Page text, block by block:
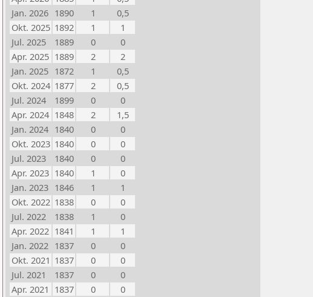
Jan. 2026 1890 1
0,5
Okt. 2025 1892 1
1
Jul. 2025
1889 0
0
Apr. 2025 1889 2
2
Jan. 2025 1872 1
0,5
Okt. 2024 1877 2
0,5
Jul. 2024
1899 0
0
Apr. 2024 1848 2
1,5
Jan. 2024 1840 0
0
Okt. 2023 1840 0
0
Jul. 2023
1840 0
0
Apr. 2023 1840 1
0
Jan. 2023 1846 1
1
Okt. 2022 1838 0
0
Jul. 2022
1838 1
0
Apr. 2022 1841 1
1
Jan. 2022 1837 0
0
Okt. 2021 1837 0
0
Jul. 2021
1837 0
0
Apr. 2021 1837 0
0